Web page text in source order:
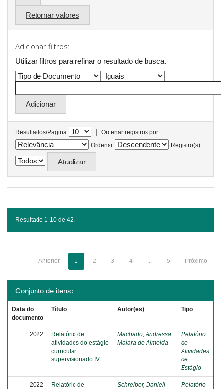
Retornar valores
Adicionar filtros:
Utilizar filtros para refinar o resultado de busca.
Resultados/Página |
Ordenar registros por
Ordenar
Registro(s)
Resultado 1-10 de 42.
Anterior 1 2 3 4 ... 5 Próximo
Conjunto de itens:
Data do
documento
Título Autor(es) Tipo
2022
Relatório de
atividades do estágio
curricular
supervisionado IV
Machado, Andressa
Maiara de Almeida
Relatório
de
Atividades
de
Estágio
2022
Relatório de
Schreiber, Danieli
Relatório